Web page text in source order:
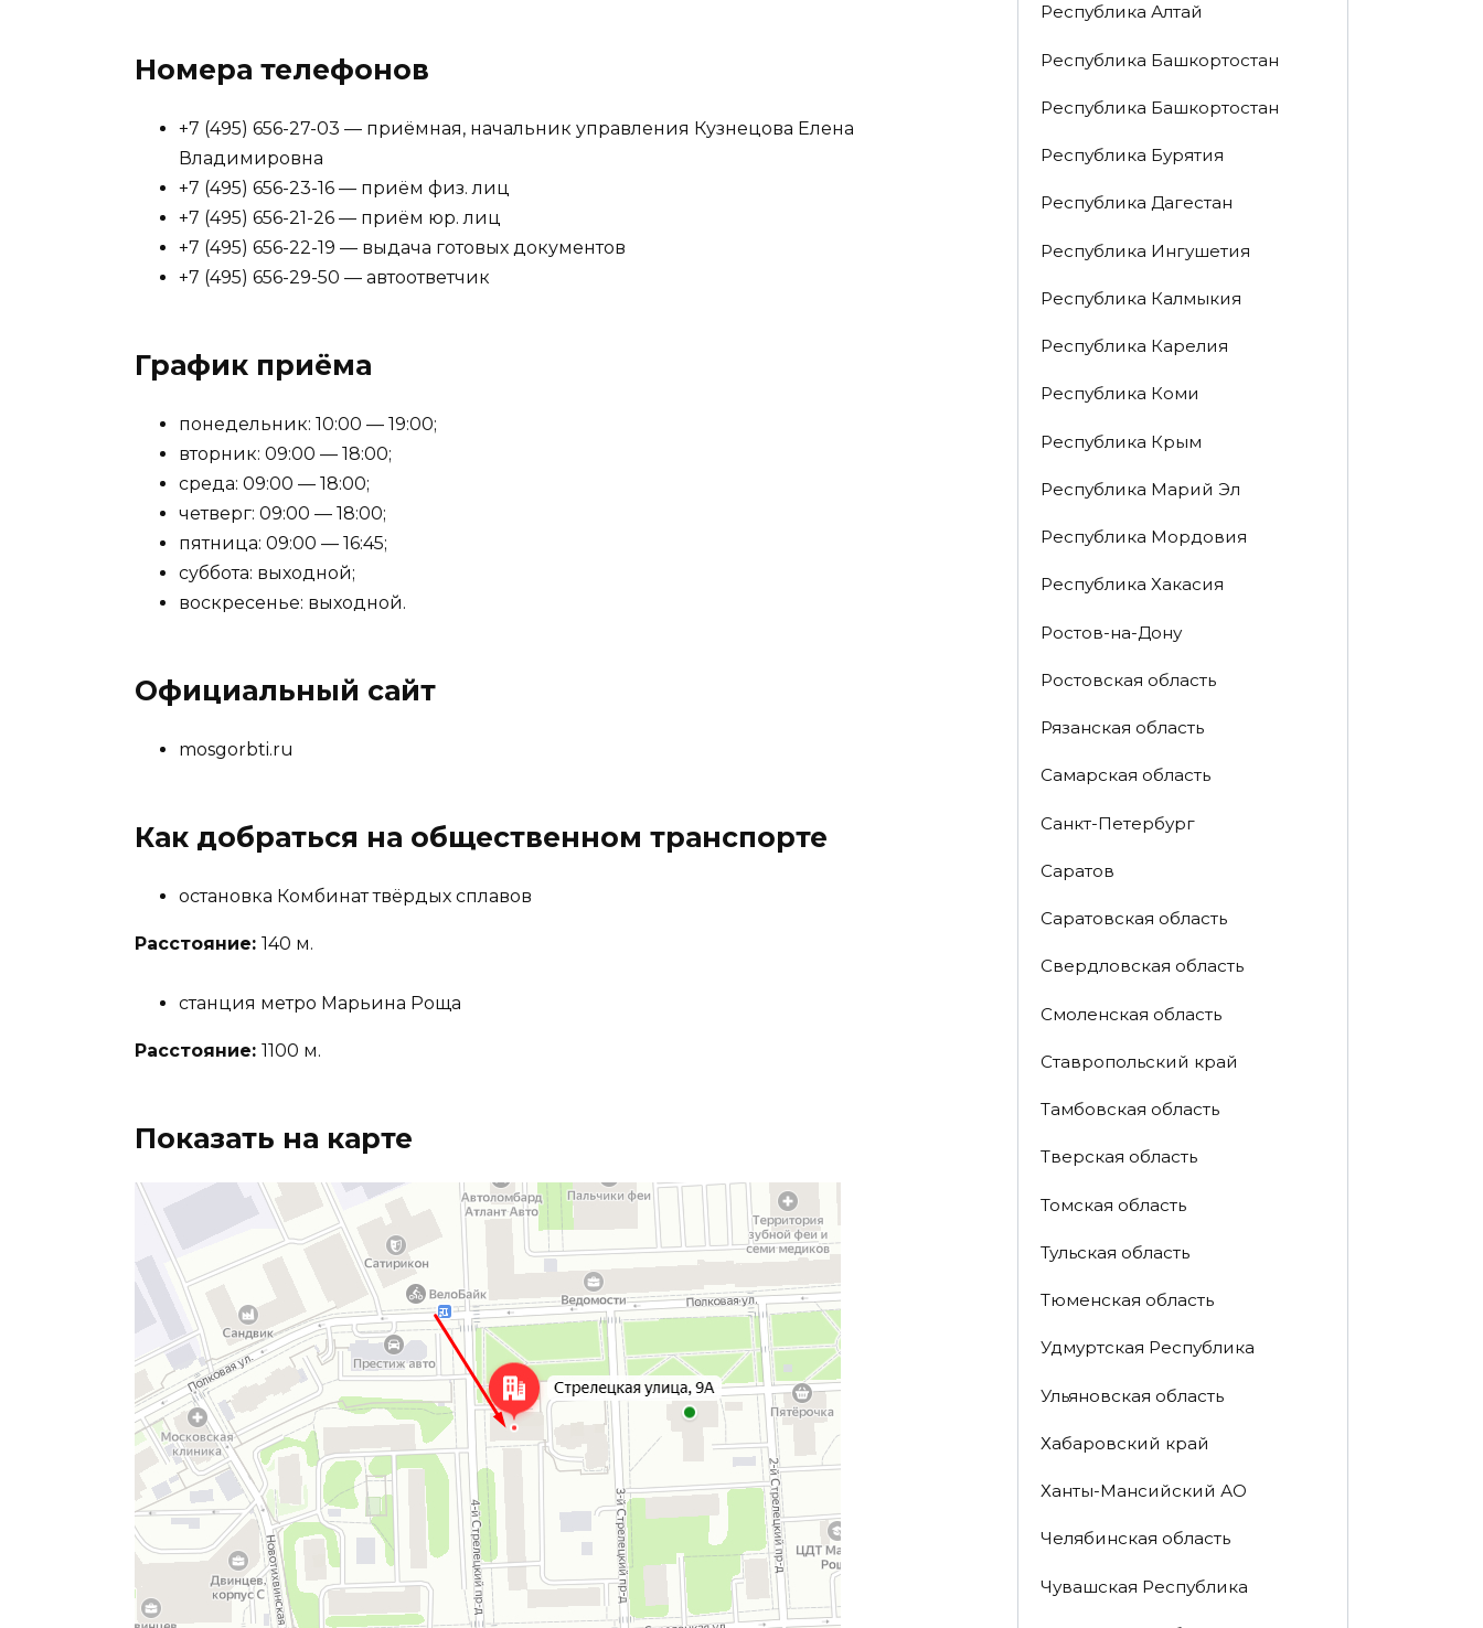
Номера телефонов
+7 (495) 656-27-03 — приёмная, начальник управления Кузнецова Елена
Владимировна
+7 (495) 656-23-16 — приём физ. лиц
+7 (495) 656-21-26 — приём юр. лиц
+7 (495) 656-22-19 — выдача готовых документов
+7 (495) 656-29-50 — автоответчик
График приёма
понедельник: 10:00 — 19:00;
вторник: 09:00 — 18:00;
среда: 09:00 — 18:00;
четверг: 09:00 — 18:00;
пятница: 09:00 — 16:45;
суббота: выходной;
воскресенье: выходной.
Официальный сайт
mosgorbti.ru
Как добраться на общественном транспорте
остановка Комбинат твёрдых сплавов
Расстояние: 140 м.
станция метро Марьина Роща
Расстояние: 1100 м.
Показать на карте
Республика Алтай
Республика Башкортостан
Республика Башкортостан
Республика Бурятия
Республика Дагестан
Республика Ингушетия
Республика Калмыкия
Республика Карелия
Республика Коми
Республика Крым
Республика Марий Эл
Республика Мордовия
Республика Хакасия
Ростов-на-Дону
Ростовская область
Рязанская область
Самарская область
Санкт-Петербург
Саратов
Саратовская область
Свердловская область
Смоленская область
Ставропольский край
Тамбовская область
Тверская область
Томская область
Тульская область
Тюменская область
Удмуртская Республика
Ульяновская область
Хабаровский край
Ханты-Мансийский АО
Челябинская область
Чувашская Республика